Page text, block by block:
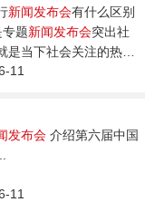
新闻发布会有什么区别
题新闻发布会突出社
当下社会关注的热点
即时的进行
11
发布会 介绍第六届中国
11